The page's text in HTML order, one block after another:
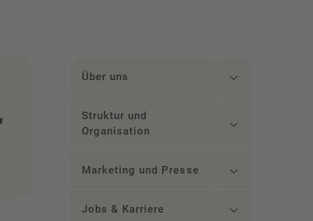
Über uns
Struktur und
Organisation
Marketing und Presse
Jobs & Karriere